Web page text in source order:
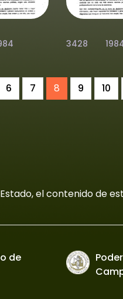
3428
6 7 8 9 10
el contenido de
de